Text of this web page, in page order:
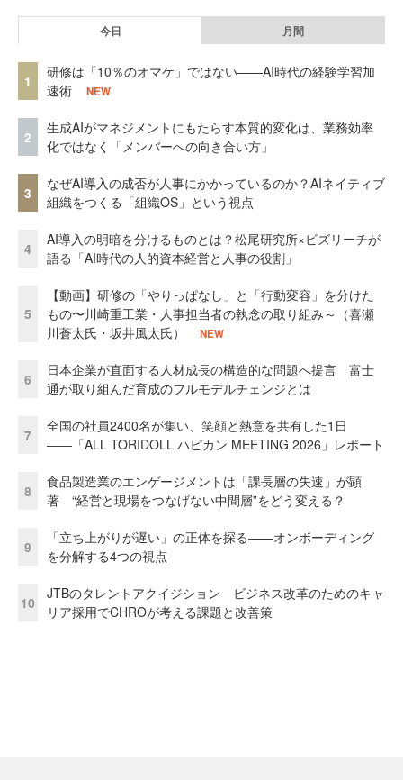
今日 月間
1
研修は「10％のオマケ」ではない——AI時代の経験学習加
速術
NEW
2
生成AIがマネジメントにもたらす本質的変化は、業務効率
化ではなく「メンバーへの向き合い方」
3
なぜAI導入の成否が人事にかかっているのか？AIネイティブ
組織をつくる「組織OS」という視点
4
AI導入の明暗を分けるものとは？松尾研究所×ビズリーチが
語る「AI時代の人的資本経営と人事の役割」
5
【動画】研修の「やりっぱなし」と「行動変容」を分けた
もの〜川崎重工業・人事担当者の執念の取り組み～（喜瀬
川蒼太氏・坂井風太氏）
NEW
6
日本企業が直面する人材成長の構造的な問題へ提言 富士
通が取り組んだ育成のフルモデルチェンジとは
7
全国の社員2400名が集い、笑顔と熱意を共有した1日
――「ALL TORIDOLL ハピカン MEETING 2026」レポート
8
食品製造業のエンゲージメントは「課長層の失速」が顕
著 “経営と現場をつなげない中間層”をどう変える？
9
「立ち上がりが遅い」の正体を探る——オンボーディング
を分解する4つの視点
10
JTBのタレントアクイジション ビジネス改革のためのキャ
リア採用でCHROが考える課題と改善策